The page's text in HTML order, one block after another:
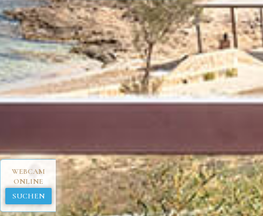
WEBCAM
ONLINE
SUCHEN